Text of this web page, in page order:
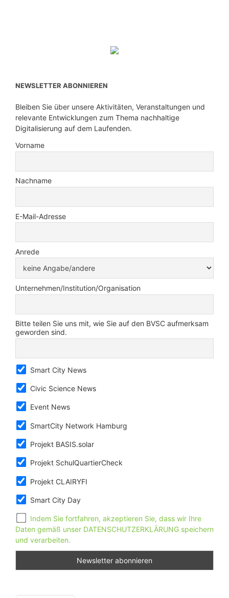
NEWSLETTER ABONNIEREN
Bleiben Sie über unsere Aktivitäten, Veranstaltungen und
relevante Entwicklungen zum Thema nachhaltige
Digitalisierung auf dem Laufenden.
Vorname
Nachname
E-Mail-Adresse
Anrede
Unternehmen/Institution/Organisation
Bitte teilen Sie uns mit, wie Sie auf den BVSC aufmerksam
geworden sind.
Smart City News
Civic Science News
Event News
SmartCity Network Hamburg
Projekt BASIS.solar
Projekt SchulQuartierCheck
Projekt CLAIRYFI
Smart City Day
Indem Sie fortfahren, akzeptieren Sie, dass wir Ihre
Daten gemäß unser DATENSCHUTZERKLÄRUNG speichern
und verarbeiten.